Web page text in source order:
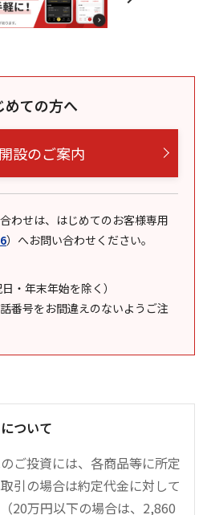
めての方へ
設のご案内
わせは、はじめてのお客様専用
） へお問い合わせください。
・年末年始を除く）
番号をお間違えのないようご注
ついて
ご投資には、各商品等に所定
引の場合は約定代金に対して
20万円以下の場合は、2,860